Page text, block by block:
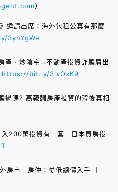
）
邀請出席：海外包租公真有那麼
3ynYgWe
產、炒陰宅…不動產投資詐騙層出
https://bit.ly/3lvOxK9
過嗎? 高報酬房產投資的背後真相
入200萬投資有一套 日本買房投
房市 房仲：從低總價入手 ｜